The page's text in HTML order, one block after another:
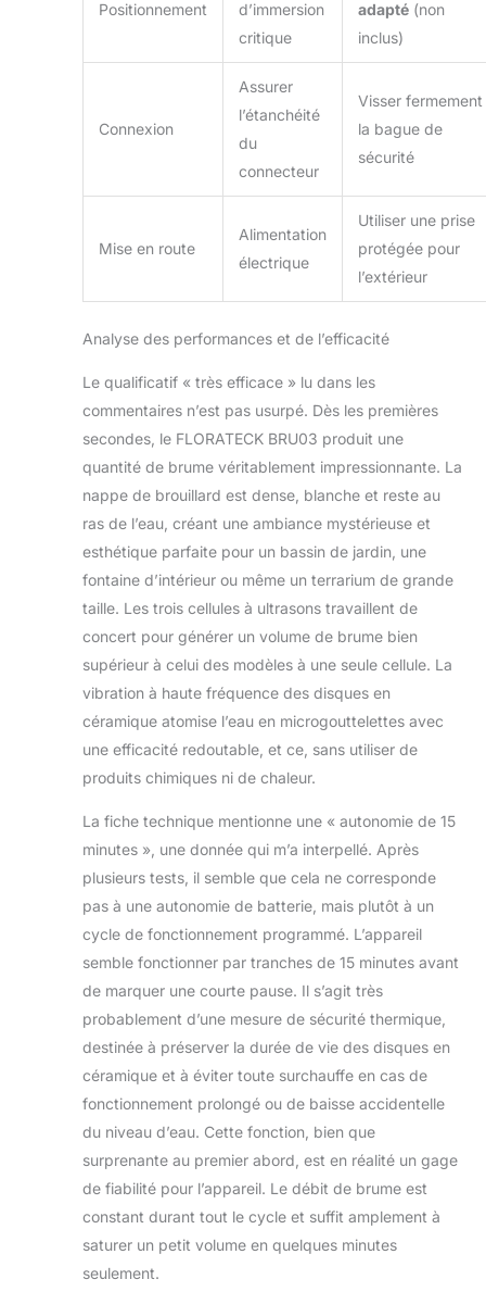
Positionnement
d’immersion
critique
adapté (non
inclus)
Connexion
Assurer
l’étanchéité
du
connecteur
Visser fermement
la bague de
sécurité
Mise en route
Alimentation
électrique
Utiliser une prise
protégée pour
l’extérieur
Analyse des performances et de l’efficacité
Le qualificatif « très efficace » lu dans les
commentaires n’est pas usurpé. Dès les premières
secondes, le FLORATECK BRU03 produit une
quantité de brume véritablement impressionnante. La
nappe de brouillard est dense, blanche et reste au
ras de l’eau, créant une ambiance mystérieuse et
esthétique parfaite pour un bassin de jardin, une
fontaine d’intérieur ou même un terrarium de grande
taille. Les trois cellules à ultrasons travaillent de
concert pour générer un volume de brume bien
supérieur à celui des modèles à une seule cellule. La
vibration à haute fréquence des disques en
céramique atomise l’eau en microgouttelettes avec
une efficacité redoutable, et ce, sans utiliser de
produits chimiques ni de chaleur.
La fiche technique mentionne une « autonomie de 15
minutes », une donnée qui m’a interpellé. Après
plusieurs tests, il semble que cela ne corresponde
pas à une autonomie de batterie, mais plutôt à un
cycle de fonctionnement programmé. L’appareil
semble fonctionner par tranches de 15 minutes avant
de marquer une courte pause. Il s’agit très
probablement d’une mesure de sécurité thermique,
destinée à préserver la durée de vie des disques en
céramique et à éviter toute surchauffe en cas de
fonctionnement prolongé ou de baisse accidentelle
du niveau d’eau. Cette fonction, bien que
surprenante au premier abord, est en réalité un gage
de fiabilité pour l’appareil. Le débit de brume est
constant durant tout le cycle et suffit amplement à
saturer un petit volume en quelques minutes
seulement.